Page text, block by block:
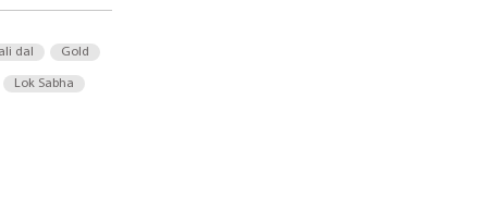
dal Gold
Lok Sabha